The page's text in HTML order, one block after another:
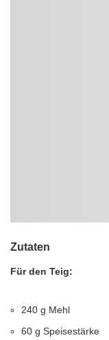
Zutaten
Für den Teig:
240 g Mehl
60 g Speisestärke